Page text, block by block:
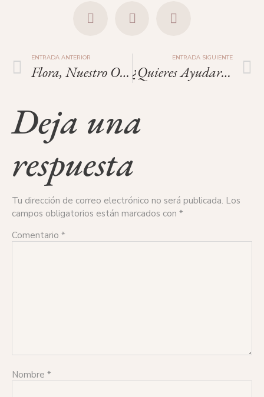
ENTRADA ANTERIOR
Flora, Nuestro Orgullo.
ENTRADA SIGUIENTE
¿Quieres Ayudar A La Vida?
Deja una
respuesta
Tu dirección de correo electrónico no será publicada. Los
campos obligatorios están marcados con *
Comentario *
Nombre *